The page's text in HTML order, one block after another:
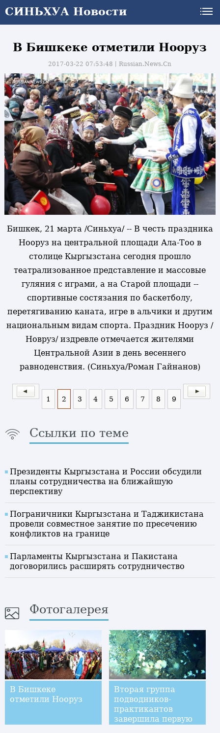
СИНЬХУА Новости
В Бишкеке отметили Нооруз
2017-03-22 07:53:48丨Russian.News.Cn
Бишкек, 21 марта /Синьхуа/ -- В честь праздника
Нооруз на центральной площади Ала-Тоо в
столице Кыргызстана сегодня прошло
театрализованное представление и массовые
гуляния с играми, а на Старой площади --
спортивные состязания по баскетболу,
перетягиванию каната, игре в альчики и другим
национальным видам спорта. Праздник Нооруз /
Новруз/ издревле отмечается жителями
Центральной Азии в день весеннего
равноденствия. (Синьхуа/Роман Гайнанов)
1 2 3 4 5 6 7 8 9
Ссылки по теме
Президенты Кыргызстана и России обсудили
планы сотрудничества на ближайшую
перспективу
Пограничники Кыргызстана и Таджикистана
провели совместное занятие по пресечению
конфликтов на границе
Парламенты Кыргызстана и Пакистана
договорились расширять сотрудничество
Фотогалерея
В Бишкеке
отметили Нооруз
Вторая группа
подводников-
практикантов
завершила первую